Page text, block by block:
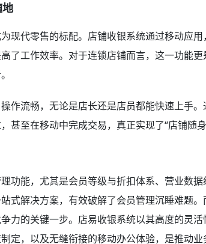
现代零售的标配。店铺收银系统通过移动应
了工作效率。对于连锁店铺而言，这一功能
作流畅，无论是店长还是店员都能快速上手
甚至在移动中完成交易，真正实现了“店铺随身
功能，尤其是会员等级与折扣体系、营业数
式解决方案，有效破解了会员管理沉睡难题
力的关键一步。店易收银系统以其高度的灵
定，以及无缝衔接的移动办公体验，是推动业